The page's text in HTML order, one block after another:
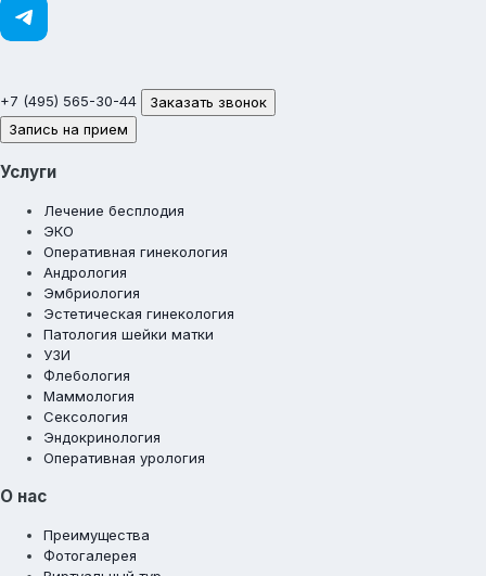
+7 (495) 565-30-44
Заказать звонок
Запись на прием
Услуги
Лечение бесплодия
ЭКО
Оперативная гинекология
Андрология
Эмбриология
Эстетическая гинекология
Патология шейки матки
УЗИ
Флебология
Маммология
Сексология
Эндокринология
Оперативная урология
О нас
Преимущества
Фотогалерея